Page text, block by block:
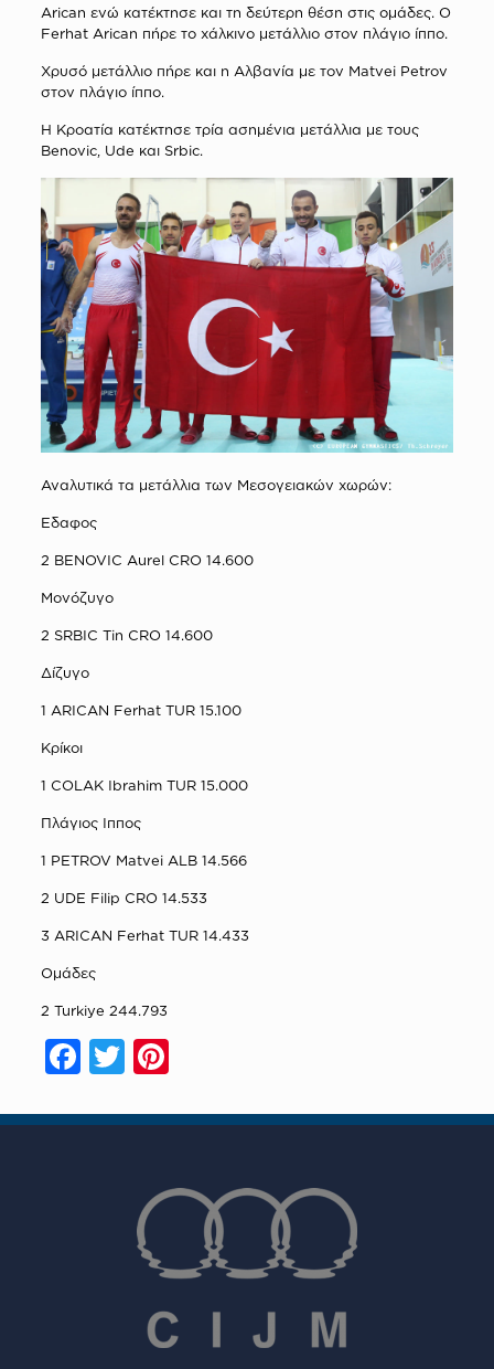
Arican ενώ κατέκτησε και τη δεύτερη θέση στις ομάδες. Ο
Ferhat Arican πήρε το χάλκινο μετάλλιο στον πλάγιο ίππο.
Χρυσό μετάλλιο πήρε και η Αλβανία με τον Μatvei Petrov
στον πλάγιο ίππο.
Η Κροατία κατέκτησε τρία ασημένια μετάλλια με τους
Βenovic, Ude και Srbic.
Αναλυτικά τα μετάλλια των Μεσογειακών χωρών:
Eδαφος
2 BENOVIC Aurel CRO 14.600
Mονόζυγο
2 SRBIC Tin CRO 14.600
Δίζυγο
1 ARICAN Ferhat TUR 15.100
Κρίκοι
1 COLAK Ibrahim TUR 15.000
Πλάγιος Ιππος
1 PETROV Matvei ALB 14.566
2 UDE Filip CRO 14.533
3 ARICAN Ferhat TUR 14.433
Ομάδες
2 Turkiye 244.793
Facebook
Twitter